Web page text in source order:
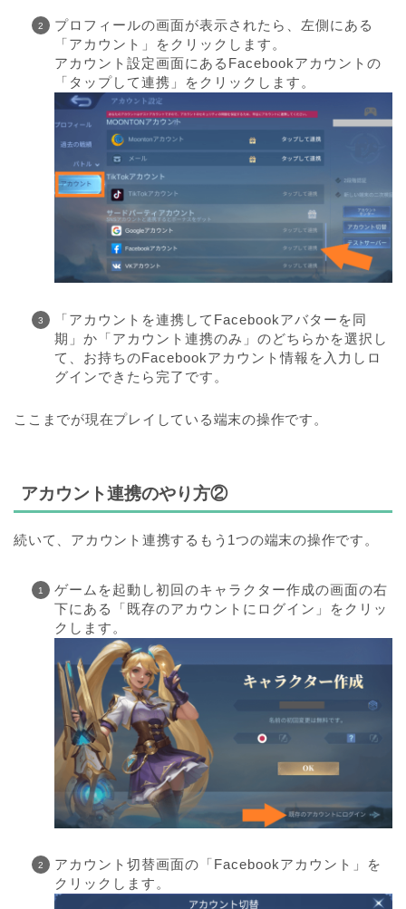
プロフィールの画面が表示されたら、左側にある
「アカウント」をクリックします。
アカウント設定画面にあるFacebookアカウントの
「タップして連携」をクリックします。
「アカウントを連携してFacebookアバターを同
期」か「アカウント連携のみ」のどちらかを選択し
て、お持ちのFacebookアカウント情報を入力しロ
グインできたら完了です。
ここまでが現在プレイしている端末の操作です。
アカウント連携のやり方②
続いて、アカウント連携するもう1つの端末の操作です。
ゲームを起動し初回のキャラクター作成の画面の右
下にある「既存のアカウントにログイン」をクリッ
クします。
アカウント切替画面の「Facebookアカウント」を
クリックします。